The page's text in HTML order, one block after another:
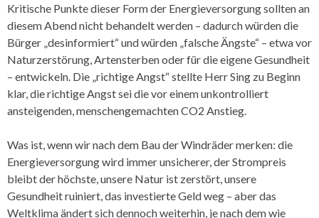
Kritische Punkte dieser Form der Energieversorgung sollten an
diesem Abend nicht behandelt werden – dadurch würden die
Bürger „desinformiert“ und würden „falsche Ängste“ – etwa vor
Naturzerstörung, Artensterben oder für die eigene Gesundheit
– entwickeln. Die „richtige Angst“ stellte Herr Sing zu Beginn
klar, die richtige Angst sei die vor einem unkontrolliert
ansteigenden, menschengemachten CO2 Anstieg.
Was ist, wenn wir nach dem Bau der Windräder merken: die
Energieversorgung wird immer unsicherer, der Strompreis
bleibt der höchste, unsere Natur ist zerstört, unsere
Gesundheit ruiniert, das investierte Geld weg – aber das
Weltklima ändert sich dennoch weiterhin, je nach dem wie